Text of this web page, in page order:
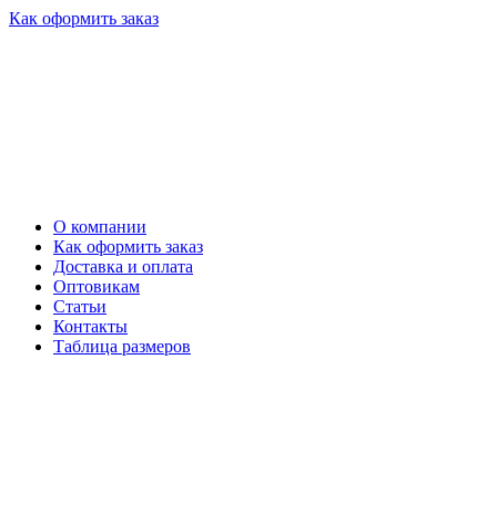
Как оформить заказ
О компании
Как оформить заказ
Доставка и оплата
Оптовикам
Статьи
Контакты
Таблица размеров